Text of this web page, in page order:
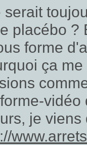
serait
placébo ?
forme
ça
je viens